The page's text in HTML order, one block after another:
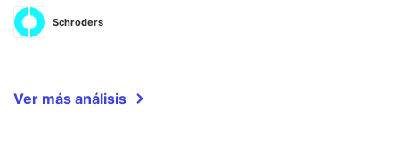
Schroders
Ver más análisis